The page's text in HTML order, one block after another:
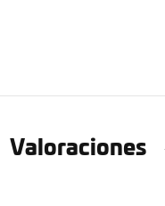
Valoraciones